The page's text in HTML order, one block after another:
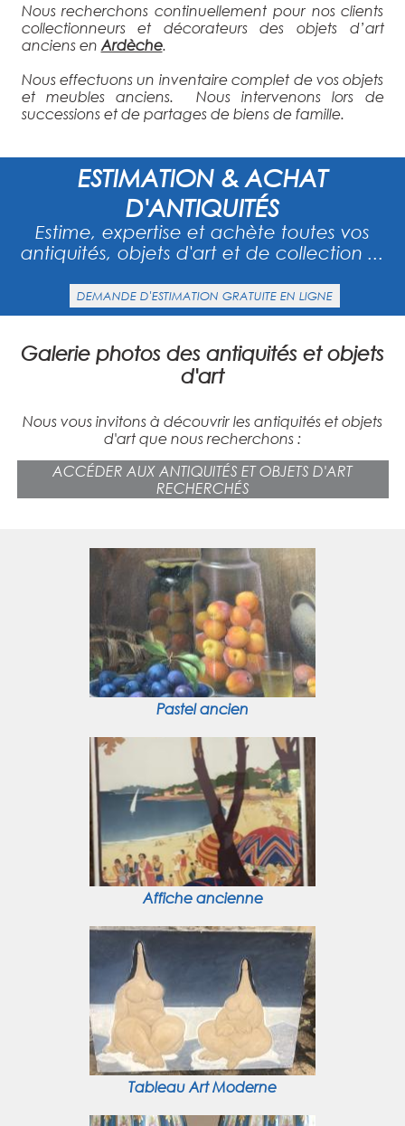
Nous recherchons continuellement pour nos clients
collectionneurs et décorateurs des objets d’art
anciens en Ardèche.
Nous effectuons un inventaire complet de vos objets
et meubles anciens. Nous intervenons lors de
successions et de partages de biens de famille.
ESTIMATION & ACHAT
D'ANTIQUITÉS
Estime, expertise et achète toutes vos
antiquités, objets d'art et de collection ...
DEMANDE D'ESTIMATION GRATUITE EN LIGNE
Galerie photos des antiquités et objets
d'art
Nous vous invitons à découvrir les antiquités et objets
d'art que nous recherchons :
ACCÉDER AUX ANTIQUITÉS ET OBJETS D'ART
RECHERCHÉS
Pastel ancien
Affiche ancienne
Tableau Art Moderne